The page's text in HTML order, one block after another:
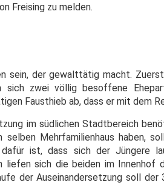
Freising zu melden.
sein, der gewalttätig macht.
sich zwei völlig besoffene
Fausthieb ab, dass er mit dem
im südlichen Stadtbereich
Mehrfamilienhaus haben,
dafür ist, dass sich der Jüngere
sich die beiden im Innenhof
der Auseinandersetzung soll der